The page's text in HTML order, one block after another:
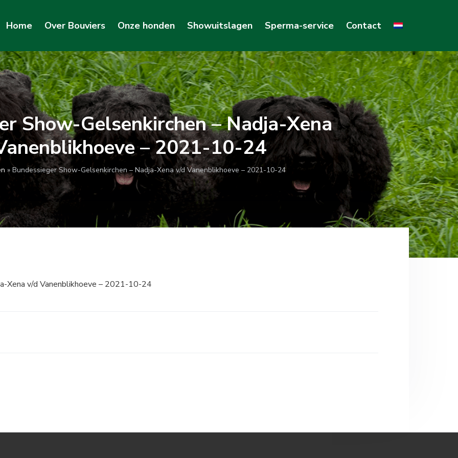
Home Over Bouviers Onze honden Showuitslagen Sperma-service Contact
Show-Gelsenkirchen – Nadja-Xena
– 2021-10-24
» Bundessieger Show-Gelsenkirchen – Nadja-Xena v/d Vanenblikhoeve – 2021-10-24
Xena v/d Vanenblikhoeve – 2021-10-24